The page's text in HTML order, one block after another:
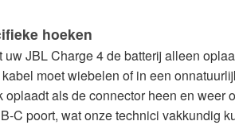
hoeken
JBL Charge 4 de batterij alleen
moet wiebelen of in een
als de connector heen en
C poort, wat onze technici vakkundig